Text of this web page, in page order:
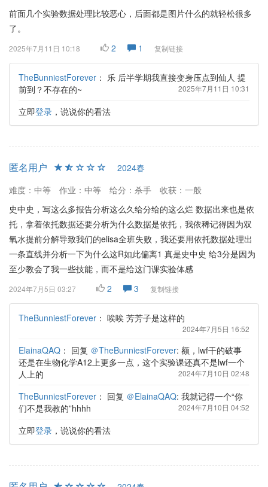
前面几个实验数据处理比较恶心，后面都是图片什么的就轻松很多
了。
2025年7月11日 10:18 2 1 复制链接
TheBunniestForever ： 乐 后半学期我直接变身压点到仙人 提
前到？不存在的~
2025年7月11日 10:31
立即登录 ，说说你的看法
匿名用户
2024春
难度：中等
作业：中等 给分：杀手
收获：一般
史中史，写这么多报告分析这么久给分给的这么烂 数据出来也是依
托，拿着依托数据还要分析为什么数据是依托，我依稀记得因为双
氧水提前分解导致我们的elisa全班失败，我还要用依托数据处理出
一条直线并分析一下为什么这R如此偏离1 真是史中史 给3分是因为
至少教会了我一些技能，而不是给这门课实验体感
2024年7月5日 03:27 2 3 复制链接
TheBunniestForever ： 唉唉 芳芳子是这样的
2024年7月5日 16:52
ElainaQAQ ： 回复 ＠TheBunniestForever: 额，lwf干的破事
还是在生物化学A12上更多一点，这个实验课还真不是lwf一个
人上的
2024年7月10日 02:48
TheBunniestForever ： 回复 ＠ElainaQAQ: 我就记得一个“你
们不是我教的”hhhh
2024年7月10日 04:52
立即登录 ，说说你的看法